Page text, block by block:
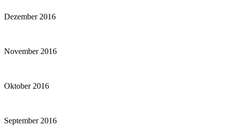
Dezember 2016
November 2016
Oktober 2016
September 2016